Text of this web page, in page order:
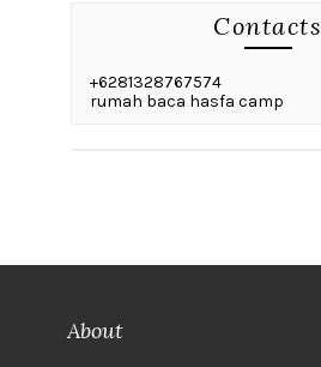
Contacts
+6281328767574
rumah baca hasfa camp
About